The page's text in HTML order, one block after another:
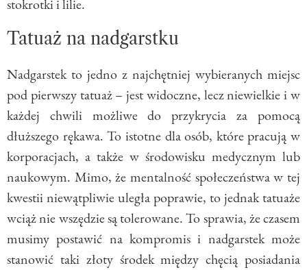
stokrotki i lilie.
Tatuaż na nadgarstku
Nadgarstek to jedno z najchętniej wybieranych miejsc
pod pierwszy tatuaż – jest widoczne, lecz niewielkie i w
każdej chwili możliwe do przykrycia za pomocą
dłuższego rękawa. To istotne dla osób, które pracują w
korporacjach, a także w środowisku medycznym lub
naukowym. Mimo, że mentalność społeczeństwa w tej
kwestii niewątpliwie uległa poprawie, to jednak tatuaże
wciąż nie wszędzie są tolerowane. To sprawia, że czasem
musimy postawić na kompromis i nadgarstek może
stanowić taki złoty środek między chęcią posiadania